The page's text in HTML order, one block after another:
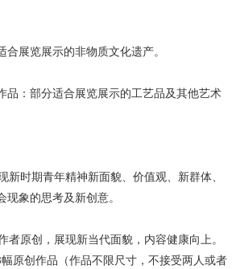
展览展示的非物质文化遗产。
品：部分适合展览展示的工艺品及其他艺术
新时期青年精神新面貌、价值观、新群体、
象的思考及新创意。
者原创，展现新当代面貌，内容健康向上。
原创作品（作品不限尺寸，不接受两人或者